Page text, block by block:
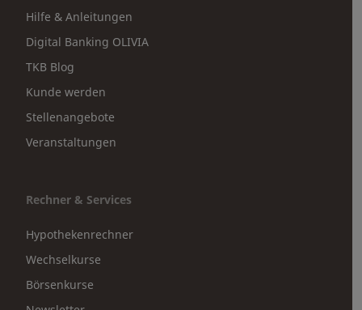
Hilfe & Anleitungen
Digital Banking OLIVIA
TKB Blog
Kunde werden
Stellenangebote
Veranstaltungen
Rechner & Services
Hypothekenrechner
Wechselkurse
Börsenkurse